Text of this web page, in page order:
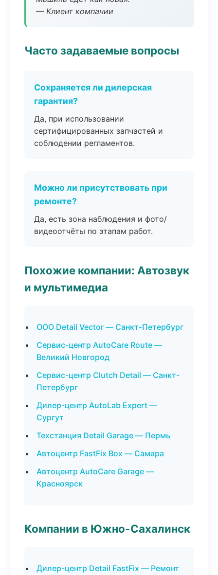
— Клиент компании
Часто задаваемые вопросы
Сохраняется ли дилерская
гарантия?
Да, при использовании
сертифицированных запчастей и
соблюдении регламентов.
Можно ли присутствовать при
ремонте?
Да, есть зона наблюдения и фото/
видеоотчёты по этапам работ.
Похожие компании: Автозвук
и мультимедиа
ООО Detail Vector — Санкт-Петербург
Сервис-центр AutoCare Route —
Великий Новгород
Сервис-центр Clutch Detail — Санкт-
Петербург
Дилер-центр AutoLab Expert —
Сургут
Техстанция Detail Garage — Пермь
Автоцентр FastFix Box — Самара
Автоцентр AutoCare Garage —
Красноярск
Компании в Южно-Сахалинск
Дилер-центр Detail FastFix — Ремонт